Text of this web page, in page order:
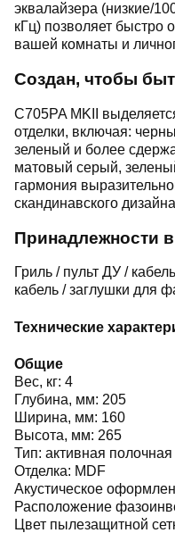
эквалайзера (низкие/
кГц) позволяет быстро
вашей комнаты и
Создан, чтобы
C705PA MKII
отделки, включая:
зеленый и более
матовый серый,
гармония
скандинавского
Принадлежности
Гриль / пульт ДУ /
кабель / заглушки для
Технические
Общие
Вес, кг: 4
Глубина, мм: 205
Ширина, мм: 160
Высота, мм: 265
Тип: активная полочная
Отделка: MDF
Акустическое
Расположение
Цвет пылезащитной